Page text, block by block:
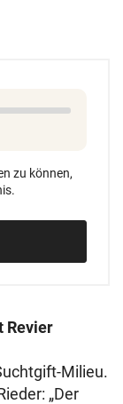
zu können,
Revier
Milieu.
„Der